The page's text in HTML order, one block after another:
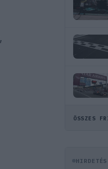
ÖSSZES
HIRDETÉS